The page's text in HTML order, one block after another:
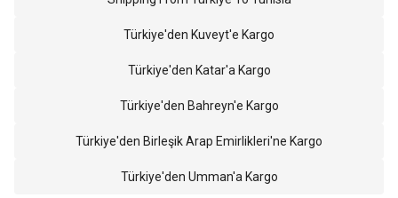
Türkiye'den Kuveyt'e Kargo
Türkiye'den Katar'a Kargo
Türkiye'den Bahreyn'e Kargo
Türkiye'den Birleşik Arap Emirlikleri'ne Kargo
Türkiye'den Umman'a Kargo